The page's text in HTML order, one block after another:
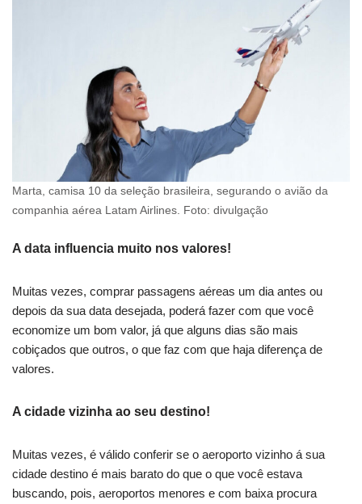
Marta, camisa 10 da seleção brasileira, segurando o avião da
companhia aérea Latam Airlines. Foto: divulgação
A data influencia muito nos valores!
Muitas vezes, comprar passagens aéreas um dia antes ou
depois da sua data desejada, poderá fazer com que você
economize um bom valor, já que alguns dias são mais
cobiçados que outros, o que faz com que haja diferença de
valores.
A cidade vizinha ao seu destino!
Muitas vezes, é válido conferir se o aeroporto vizinho á sua
cidade destino é mais barato do que o que você estava
buscando, pois, aeroportos menores e com baixa procura